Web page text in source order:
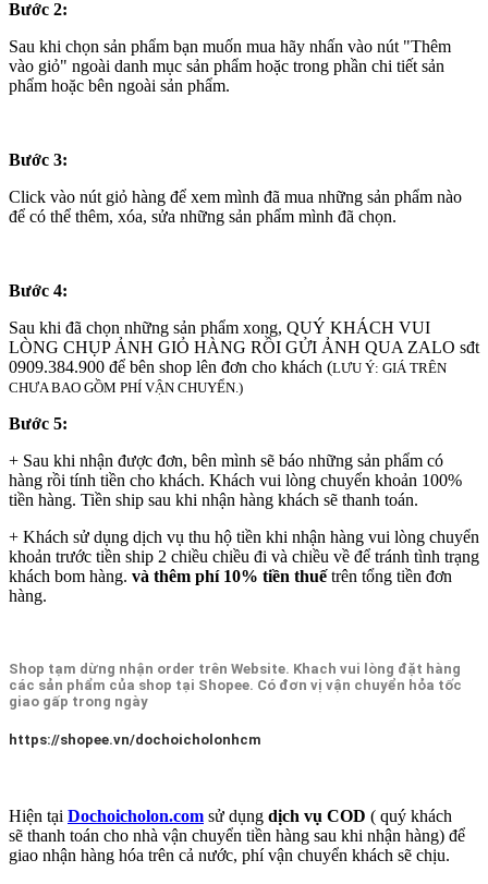
Bước 2:
Sau khi chọn sản phẩm bạn muốn mua hãy nhấn vào nút "Thêm
vào giỏ" ngoài danh mục sản phẩm hoặc trong phần chi tiết sản
phẩm hoặc bên ngoài sản phẩm.
Bước 3:
Click vào nút giỏ hàng để xem mình đã mua những sản phẩm nào
để có thể thêm, xóa, sửa những sản phẩm mình đã chọn.
Bước 4:
Sau khi đã chọn những sản phẩm xong, QUÝ KHÁCH VUI
LÒNG CHỤP ẢNH GIỎ HÀNG RỒI GỬI ẢNH QUA ZALO sđt
0909.384.900 để bên shop lên đơn cho khách (LƯU Ý: GIÁ TRÊN
CHƯA BAO GỒM PHÍ VẬN CHUYỂN.)
Bước 5:
+ Sau khi nhận được đơn, bên mình sẽ báo những sản phẩm có
hàng rồi tính tiền cho khách. Khách vui lòng chuyển khoản 100%
tiền hàng. Tiền ship sau khi nhận hàng khách sẽ thanh toán.
+ Khách sử dụng dịch vụ thu hộ tiền khi nhận hàng vui lòng chuyển
khoản trước tiền ship 2 chiều chiều đi và chiều về để tránh tình trạng
khách bom hàng. và thêm phí 10% tiền thuếtrên tổng tiền đơn
hàng.
Shop tạm dừng nhận order trên Website. Khach vui lòng đặt hàng
các sản phẩm của shop tại Shopee. Có đơn vị vận chuyển hỏa tốc
giao gấp trong ngày
https://shopee.vn/dochoicholonhcm
Hiện tại Dochoicholon.com sử dụng dịch vụ COD ( quý khách
sẽ thanh toán cho nhà vận chuyển tiền hàng sau khi nhận hàng) để
giao nhận hàng hóa trên cả nước, phí vận chuyển khách sẽ chịu.